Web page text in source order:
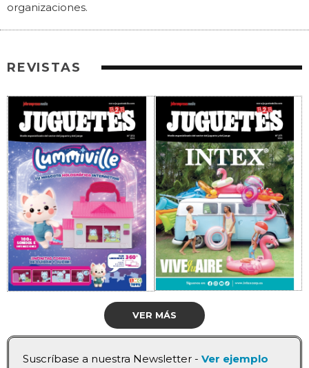
organizaciones.
REVISTAS
VER MÁS
Suscríbase a nuestra Newsletter - Ver ejemplo